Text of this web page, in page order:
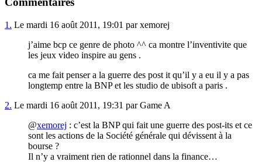
1. Le mardi 16 août 2011, 19:01 par xemorej
j’aime bcp ce genre de photo ^^ ca montre l’inventivite que
les jeux video inspire au gens .
ca me fait penser a la guerre des post it qu’il y a eu il y a pas
longtemp entre la BNP et les studio de ubisoft a paris .
2. Le mardi 16 août 2011, 19:31 par Game A
@xemorej : c’est la BNP qui fait une guerre des post-its et ce
sont les actions de la Société générale qui dévissent à la
bourse ?
Il n’y a vraiment rien de rationnel dans la finance…